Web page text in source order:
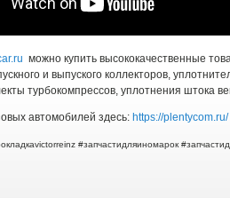
можно купить высококачественные
и выпуского коллекторов,
турбокомпрессов, уплотнения штока
автомобилей здесь: https://plentycom.ru/
#запчастидляиномарок